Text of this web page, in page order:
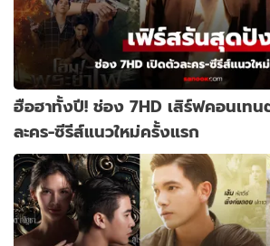
ฮือฮาทั้งปี! ช่อง 7HD เสิร์ฟคอนเทน
ละคร-ซีรีส์แนวใหม่ครั้งแรก